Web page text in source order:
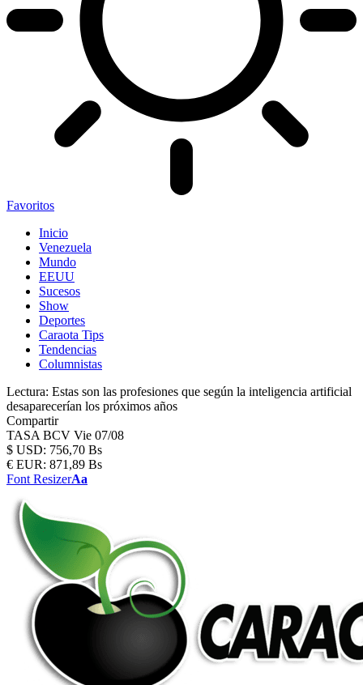
Favoritos
Inicio
Venezuela
Mundo
EEUU
Sucesos
Show
Deportes
Caraota Tips
Tendencias
Columnistas
Lectura: Estas son las profesiones que según la inteligencia artificial
desaparecerían los próximos años
Compartir
TASA BCV Vie 07/08
$ USD: 756,70 Bs
€ EUR: 871,89 Bs
Font ResizerAa